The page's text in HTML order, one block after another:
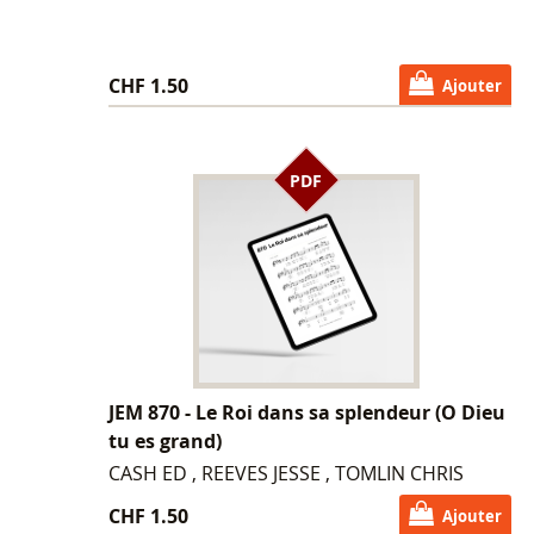
CHF 1.50 Ajouter
PDF
JEM 870 - Le Roi dans sa splendeur (O Dieu
tu es grand)
CASH ED , REEVES JESSE , TOMLIN CHRIS
CHF 1.50
Ajouter